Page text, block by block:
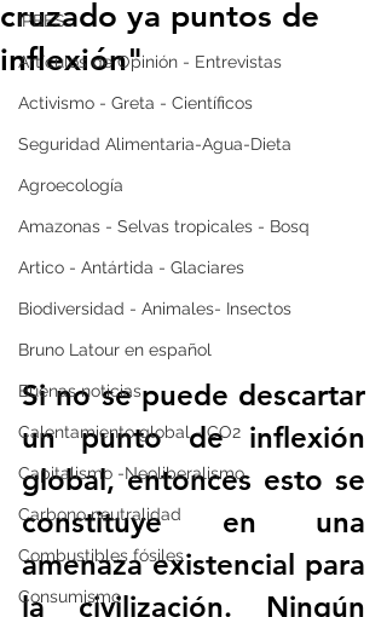
IPBES
Artículos de Opinión - Entrevistas
Activismo - Greta - Científicos
Seguridad Alimentaria-Agua-Dieta
Agroecología
Amazonas - Selvas tropicales - Bosq
Artico - Antártida - Glaciares
Biodiversidad - Animales- Insectos
Bruno Latour en español
Buenas noticias
Calentamiento global - CO2
Capitalismo -Neoliberalismo
Carbono neutralidad
Combustibles fósiles
Consumismo
cruzado ya puntos de
inflexión"
Si no se puede descartar
un punto de inflexión
global, entonces esto se
constituye en una
amenaza existencial para
la civilización. Ningún